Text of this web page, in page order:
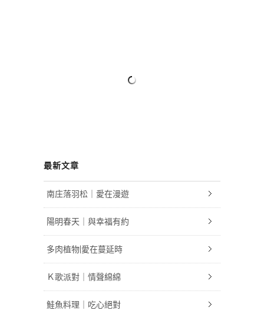
最新文章
南庄落羽松｜愛在漫遊
陽明春天｜與幸福有約
多肉植物|愛在蔓延時
Ｋ歌派對｜情聲綿綿
鮭魚料理｜吃心絕對